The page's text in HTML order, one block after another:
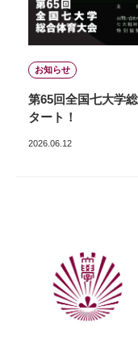
お知らせ
第65回全国七大学
タート！
2026.06.12